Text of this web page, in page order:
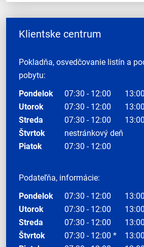
Klientske centrum
Pokladňa, osvedčovanie listín a
pobytu:
Pondelok
07:30 - 12:00
Utorok
07:30 - 12:00
Streda
07:30 - 12:00
Štvrtok
nestránkový deň
Piatok
07:30 - 12:00
Podateľňa, informácie:
Pondelok
07:30 - 12:00
Utorok
07:30 - 12:00
Streda
07:30 - 12:00
Štvrtok
07:30 - 12:00 *